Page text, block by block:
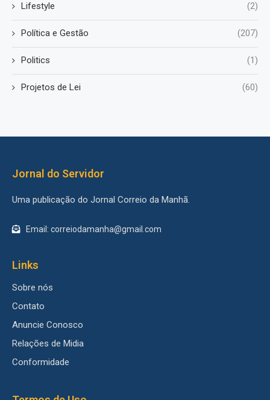
Lifestyle (2)
Política e Gestão (207)
Politics (1)
Projetos de Lei (60)
Jornal do Servidor
Uma publicação do Jornal Correio da Manhã.
Email: correiodamanha@gmail.com
Links
Sobre nós
Contato
Anuncie Conosco
Relações de Midia
Conformidade